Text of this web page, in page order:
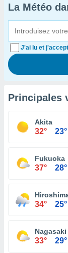
La Météo
J'ai lu et
Principales
Akita
32° 23°
Fukuoka
37° 28°
34° 25°
Nagasaki
33° 29°